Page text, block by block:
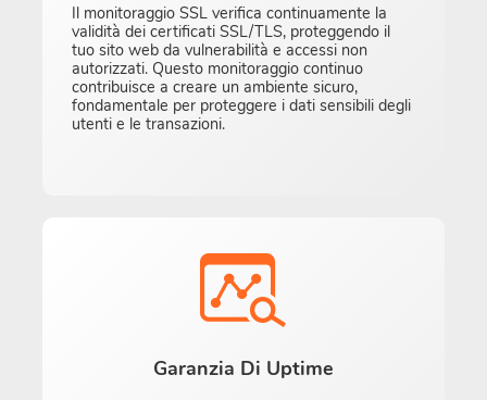
Il monitoraggio SSL verifica continuamente la
validità dei certificati SSL/TLS, proteggendo il
tuo sito web da vulnerabilità e accessi non
autorizzati. Questo monitoraggio continuo
contribuisce a creare un ambiente sicuro,
fondamentale per proteggere i dati sensibili degli
utenti e le transazioni.
Garanzia Di Uptime